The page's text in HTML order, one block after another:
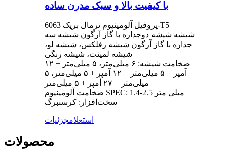
با کیفیت بالا و سبک مدرن ساده
پروفیل آلومینیوم ترمال بریک 6063-T5
شیشه شیشه دوجداره با گاز آرگون شیشه سه
جداره با گاز آرگون شیشه رفلکس، شیشه لو،
شیشه لمینت، شیشه رنگی
ضخامت شیشه: ۶ میلی‌متر، ۵ میلی‌متر + ۱۲
آمپر + ۵ میلی‌متر + ۱۲ آمپر + ۵ میلی‌متر، ۵
میلی‌متر + ۲۷ آمپر + ۵ میلی‌متر
ضخامت آلومینیوم SPEC: 1.4-2.5 میلی متر
سخت‌افزار: کرسنبرگ
استعلامجزئیات
محصولات